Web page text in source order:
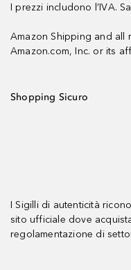
I prezzi includono l’IVA.
Amazon Shipping and all
Amazon.com, Inc. or its
Shopping Sicuro
I Sigilli di autenticità
sito ufficiale dove
regolamentazione di